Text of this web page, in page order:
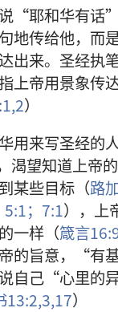
“耶和华有
地传给他，而
出来。圣经
上帝用景象传
）
用来写圣经的
渴望知道上帝
某些目标（路
5:1； 7:1），上
一样（箴言
的旨意，“有
自己“心里的
13:2,3,17）